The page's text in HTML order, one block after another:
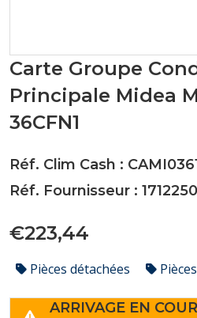
Carte Groupe
Principale Midea
36CFN1
Réf. Clim Cash :
Réf. Fournisseur :
€223,44
Pièces détachées
ARRIVAGE EN